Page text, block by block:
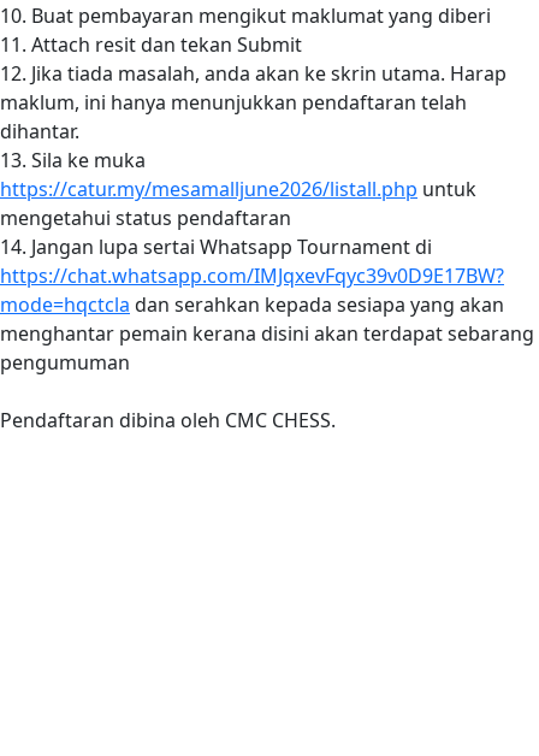
10. Buat pembayaran mengikut maklumat yang diberi
11. Attach resit dan tekan Submit
12. Jika tiada masalah, anda akan ke skrin utama. Harap
maklum, ini hanya menunjukkan pendaftaran telah
dihantar.
13. Sila ke muka
https://catur.my/mesamalljune2026/listall.php untuk
mengetahui status pendaftaran
14. Jangan lupa sertai Whatsapp Tournament di
https://chat.whatsapp.com/IMJqxevFqyc39v0D9E17BW?
mode=hqctcla dan serahkan kepada sesiapa yang akan
menghantar pemain kerana disini akan terdapat sebarang
pengumuman
Pendaftaran dibina oleh CMC CHESS.